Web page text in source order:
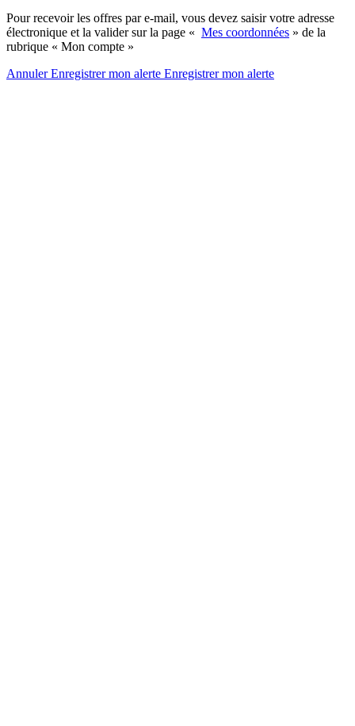
Pour recevoir les offres par e-mail, vous devez saisir votre adresse
électronique et la valider sur la page « Mes coordonnées » de la
rubrique « Mon compte »
AnnulerEnregistrer mon alerte Enregistrermon alerte